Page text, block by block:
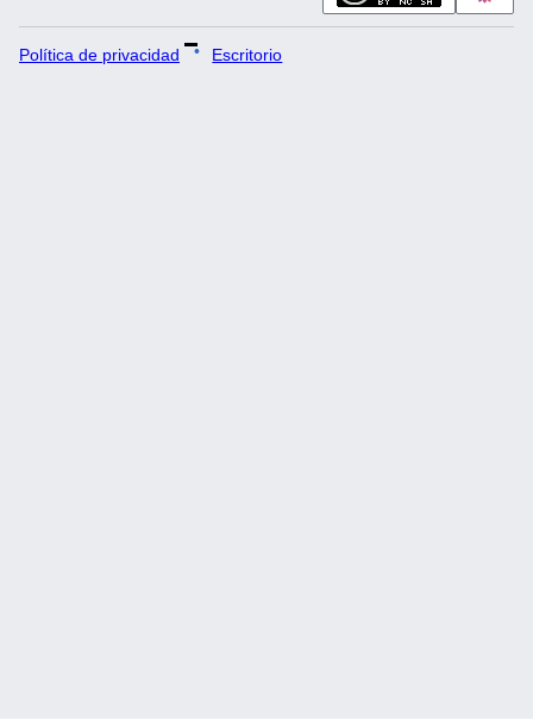
Política de privacidad Escritorio